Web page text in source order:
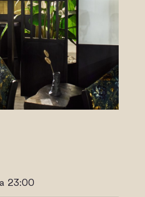
23:00